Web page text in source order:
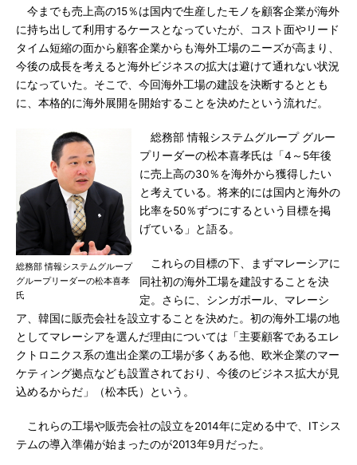
今までも売上高の15％は国内で生産したモノを顧客企業が海外
に持ち出して利用するケースとなっていたが、コスト面やリード
タイム短縮の面から顧客企業からも海外工場のニーズが高まり、
今後の成長を考えると海外ビジネスの拡大は避けて通れない状況
になっていた。そこで、今回海外工場の建設を決断するととも
に、本格的に海外展開を開始することを決めたという流れだ。
総務部 情報システムグループ
グループリーダーの松本喜孝
氏
総務部 情報システムグループ グルー
プリーダーの松本喜孝氏は「4～5年後
に売上高の30％を海外から獲得したい
と考えている。将来的には国内と海外の
比率を50％ずつにするという目標を掲
げている」と語る。
これらの目標の下、まずマレーシアに
同社初の海外工場を建設することを決
定。さらに、シンガポール、マレーシ
ア、韓国に販売会社を設立することを決めた。初の海外工場の地
としてマレーシアを選んだ理由については「主要顧客であるエレ
クトロニクス系の進出企業の工場が多くある他、欧米企業のマー
ケティング拠点なども設置されており、今後のビジネス拡大が見
込めるからだ」（松本氏）という。
これらの工場や販売会社の設立を2014年に定める中で、ITシス
テムの導入準備が始まったのが2013年9月だった。